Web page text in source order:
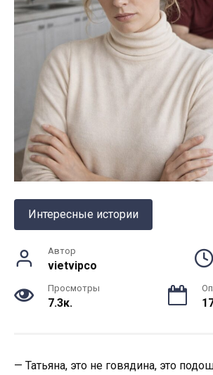
Интересные истории
Автор
vietvipco
Просмотры
7.3к.
— Татьяна, это не говядина, это